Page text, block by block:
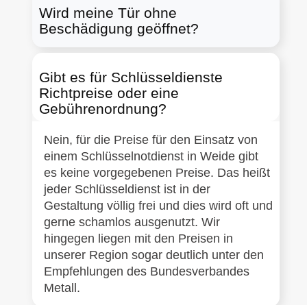
Wird meine Tür ohne
Beschädigung geöffnet?
Gibt es für Schlüsseldienste
Richtpreise oder eine
Gebührenordnung?
Nein, für die Preise für den Einsatz von
einem Schlüsselnotdienst in Weide gibt
es keine vorgegebenen Preise. Das heißt
jeder Schlüsseldienst ist in der
Gestaltung völlig frei und dies wird oft und
gerne schamlos ausgenutzt. Wir
hingegen liegen mit den Preisen in
unserer Region sogar deutlich unter den
Empfehlungen des Bundesverbandes
Metall.